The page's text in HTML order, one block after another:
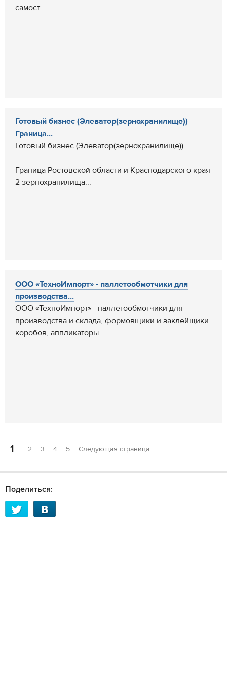
самост...
Готовый бизнес (Элеватор(зернохранилище))
Граница...
Готовый бизнес (Элеватор(зернохранилище))
Граница Ростовской области и Краснодарского края
2 зернохранилища...
ООО «ТехноИмпорт» - паллетообмотчики для
производства...
ООО «ТехноИмпорт» - паллетообмотчики для
производства и склада, формовщики и заклейщики
коробов, аппликаторы...
1 2 3 4 5 Следующая страница
Поделиться: